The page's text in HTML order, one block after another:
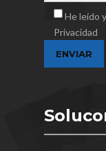
He leído
Privacidad